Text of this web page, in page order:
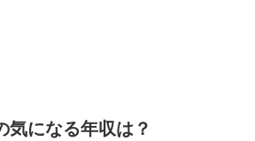
気になる年収は？